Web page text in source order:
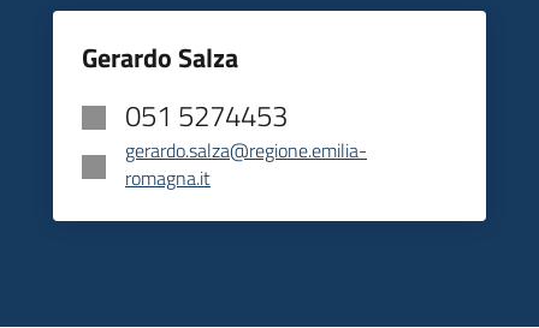
Gerardo Salza
051 5274453
gerardo.salza@regione.emilia-
romagna.it